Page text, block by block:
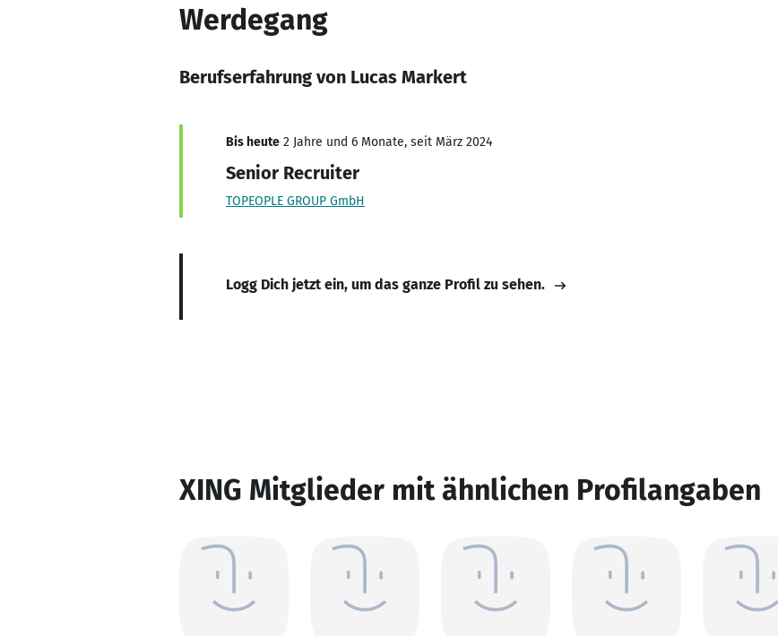
Werdegang
Berufserfahrung von Lucas Markert
Bis heute 2 Jahre und 6 Monate, seit März 2024
Senior Recruiter
TOPEOPLE GROUP GmbH
Logg Dich jetzt ein, um das ganze Profil zu sehen.
XING Mitglieder mit ähnlichen Profilangaben